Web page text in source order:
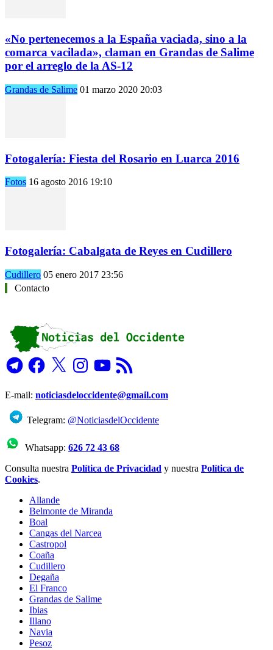
«No pertenecemos a la España vaciada, sino a la
comarca vacilada», claman en Grandas de Salime
por el arreglo de la AS-12
Grandas de Salime 01 marzo 2020 20:03
Fotogalería: Fiesta del Rosario en Luarca 2016
Fotos 16 agosto 2016 19:10
Fotogalería: Cabalgata de Reyes en Cudillero
Cudillero 05 enero 2017 23:56
Contacto
TelegramFacebook
X InstagramYouTube
Feed
RSS
E-mail: noticiasdeloccidente@gmail.com
Telegram: @NoticiasdelOccidente
Whatsapp: 626 72 43 68
Consulta nuestra Política de Privacidad y nuestra Política de
Cookies.
Allande
Belmonte de Miranda
Boal
Cangas del Narcea
Castropol
Coaña
Cudillero
Degaña
El Franco
Grandas de Salime
Ibias
Illano
Navia
Pesoz